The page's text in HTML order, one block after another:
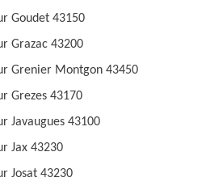
Goudet 43150
Grazac 43200
Grenier Montgon 43450
Grezes 43170
Javaugues 43100
Jax 43230
Josat 43230